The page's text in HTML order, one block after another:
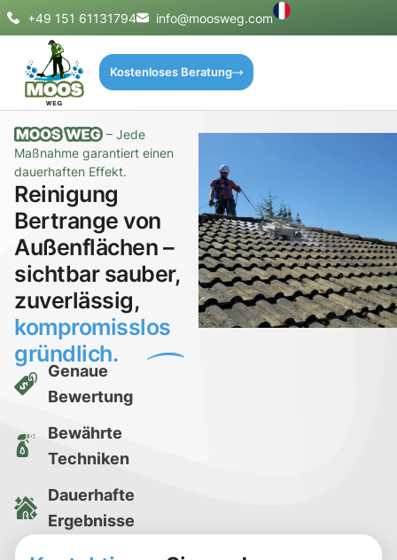
+49 151 61131794 info@moosweg.com
Kostenloses Beratung
– Jede
Maßnahme garantiert einen
dauerhaften Effekt.
Reinigung
Bertrange von
Außenflächen –
sichtbar sauber,
zuverlässig,
kompromisslos
gründlich.
Genaue
Bewertung
Bewährte
Techniken
Dauerhafte
Ergebnisse